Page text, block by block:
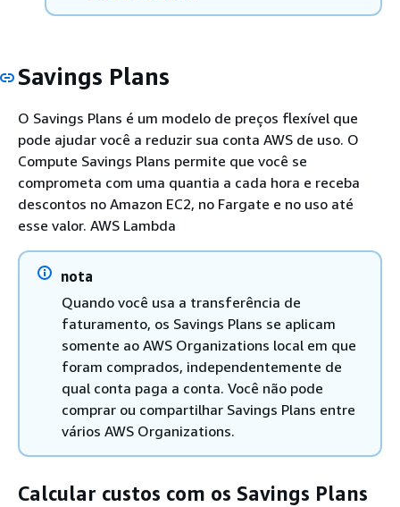
Savings Plans
O Savings Plans é um modelo de preços flexível que
pode ajudar você a reduzir sua conta AWS de uso. O
Compute Savings Plans permite que você se
comprometa com uma quantia a cada hora e receba
descontos no Amazon EC2, no Fargate e no uso até
esse valor. AWS Lambda
nota
Quando você usa a transferência de
faturamento, os Savings Plans se aplicam
somente ao AWS Organizations local em que
foram comprados, independentemente de
qual conta paga a conta. Você não pode
comprar ou compartilhar Savings Plans entre
vários AWS Organizations.
Calcular custos com os Savings Plans